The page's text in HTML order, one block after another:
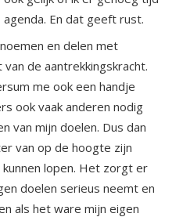
agenda. En dat geeft rust.
en delen met
de aantrekkingskracht.
me ook een handje
ook vaak anderen nodig
van mijn doelen. Dus dan
van op de hoogte zijn
lopen. Het zorgt er
doelen serieus neemt en
als het ware mijn eigen